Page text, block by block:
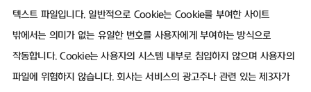
텍스트 파일입니다. 일반적으로 Cookie는 Cookie를 부여한 사이트
밖에서는 의미가 없는 유일한 번호를 사용자에게 부여하는 방식으로
작동합니다. Cookie는 사용자의 시스템 내부로 침입하지 않으며 사용자의
파일에 위험하지 않습니다. 회사는 서비스의 광고주나 관련 있는 제3자가